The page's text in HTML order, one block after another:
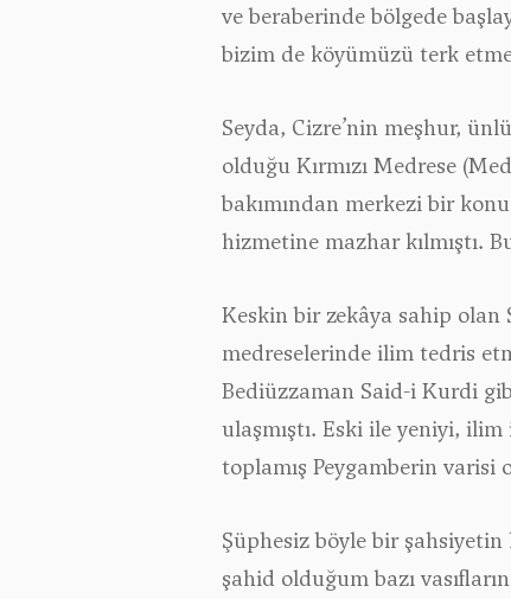
ve beraberinde bölgede
bizim de köyümüzü terk
Seyda, Cizre’nin meşhur,
olduğu Kırmızı Medrese
bakımından merkezi bir
hizmetine mazhar kılmıştı.
Keskin bir zekâya sahip
medreselerinde ilim tedris
Bediüzzaman Said-i Kurdi
ulaşmıştı. Eski ile yeniyi,
toplamış Peygamberin
Şüphesiz böyle bir
şahid olduğum bazı